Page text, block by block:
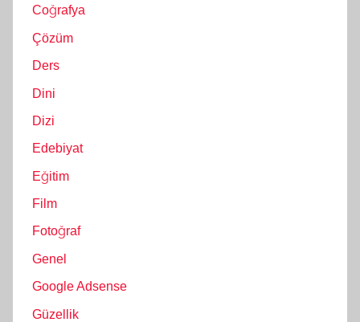
Coğrafya
Çözüm
Ders
Dini
Dizi
Edebiyat
Eğitim
Film
Fotoğraf
Genel
Google Adsense
Güzellik